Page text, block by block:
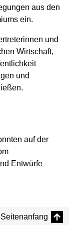
aus den
ein.
und
Wirtschaft,
und
auf der
Entwürfe